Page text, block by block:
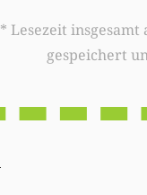
* Lesezeit insgesamt auf woxx.lu: 0 Minute. Diese
gespeichert